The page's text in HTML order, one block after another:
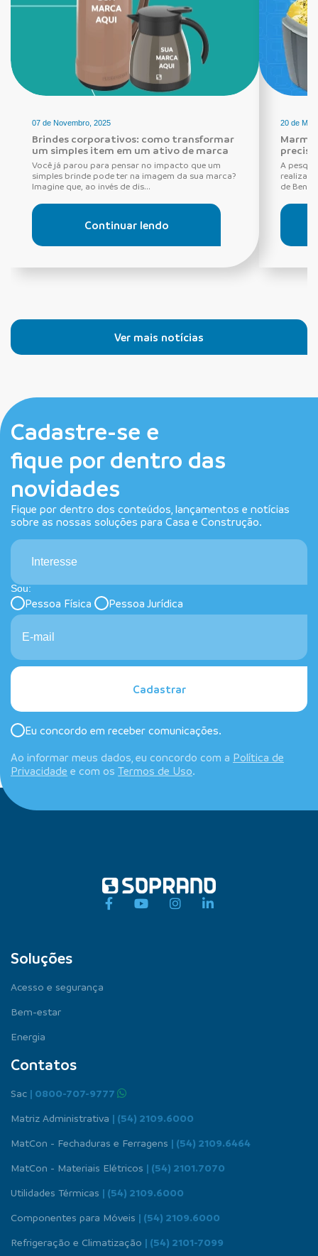
07 de Novembro, 2025
Brindes corporativos: como transformar
um simples item em um ativo de marca
Você já parou para pensar no impacto que um
simples brinde pode ter na imagem da sua marca?
Imagine que, ao invés de dis...
Continuar lendo
20 de
A
de
Ver mais notícias
Cadastre-se e
fique por dentro das
novidades
Fique por dentro dos conteúdos, lançamentos e notícias
sobre as nossas soluções para Casa e Construção.
Interesse
Sou:
Pessoa Física Pessoa Jurídica
Cadastrar
Eu concordo em receber comunicações.
Ao informar meus dados, eu concordo com a Política de
Privacidade e com os Termos de Uso.
Soluções
Acesso e segurança
Bem-estar
Energia
Contatos
Sac | 0800-707-9777
Matriz Administrativa | (54) 2109.6000
MatCon - Fechaduras e Ferragens | (54) 2109.6464
MatCon - Materiais Elétricos | (54) 2101.7070
Utilidades Térmicas | (54) 2109.6000
Componentes para Móveis | (54) 2109.6000
Refrigeração e Climatização | (54) 2101-7099